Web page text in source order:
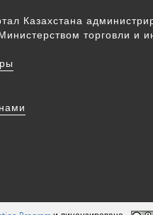
Казахстана
торговли и